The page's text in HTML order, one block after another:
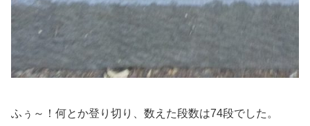
ふぅ～！何とか登り切り、数えた段数は74段でした。